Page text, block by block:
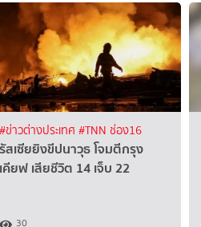
#ข่าวต่างประเทศ #TNN ช่อง16
รัสเซียยิงขีปนาวุธ โจมตีกรุง
เคียฟ เสียชีวิต 14 เจ็บ 22
30